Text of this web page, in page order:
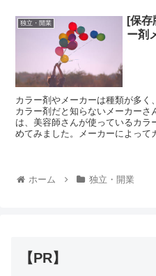
独立・開業
[保
ー剤
カラー剤やメーカーは種類が多
カラー剤だと知らないメーカーさ
は、美容師さんが使っているカラ
めてみました。メーカーによって
ホーム 独立・開業
【PR】